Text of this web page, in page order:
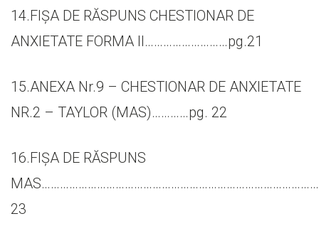
14.FIȘA DE RĂSPUNS CHESTIONAR DE
ANXIETATE FORMA II………………………pg.21
15.ANEXA Nr.9 – CHESTIONAR DE ANXIETATE
NR.2 – TAYLOR (MAS)…………pg. 22
16.FIȘA DE RĂSPUNS
23